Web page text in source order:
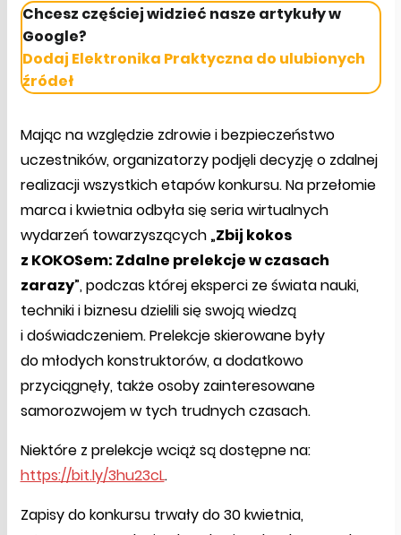
Chcesz częściej widzieć nasze artykuły w
Google?
Dodaj Elektronika Praktyczna do ulubionych
źródeł
Mając na względzie zdrowie i bezpieczeństwo
uczestników, organizatorzy podjęli decyzję o zdalnej
realizacji wszystkich etapów konkursu. Na przełomie
marca i kwietnia odbyła się seria wirtualnych
wydarzeń towarzyszących „Zbij kokos
z KOKOSem: Zdalne prelekcje w czasach
zarazy”, podczas której eksperci ze świata nauki,
techniki i biznesu dzielili się swoją wiedzą
i doświadczeniem. Prelekcje skierowane były
do młodych konstruktorów, a dodatkowo
przyciągnęły, także osoby zainteresowane
samorozwojem w tych trudnych czasach.
Niektóre z prelekcje wciąż są dostępne na:
https://bit.ly/3hu23cL.
Zapisy do konkursu trwały do 30 kwietnia,